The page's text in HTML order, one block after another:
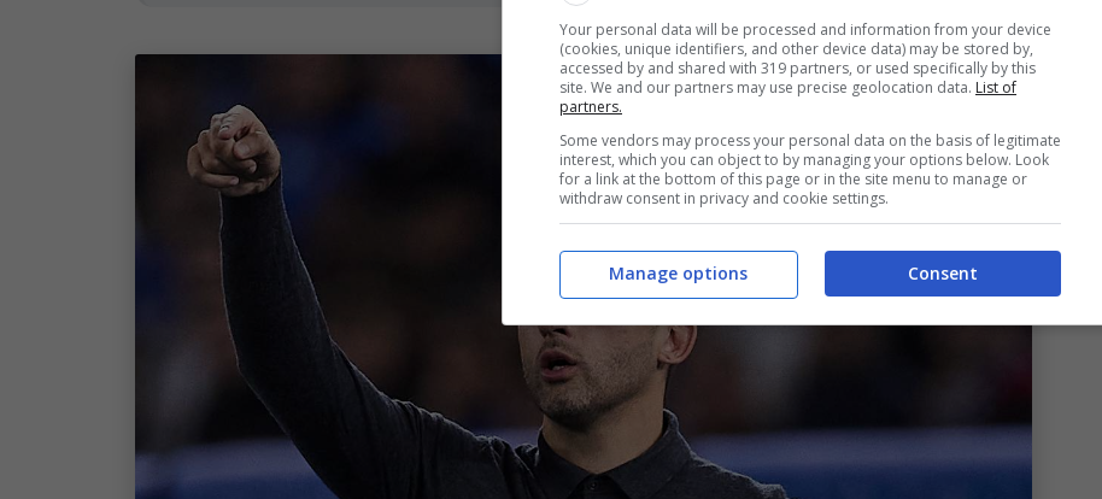
Your personal data will be processed and information from your device
(cookies, unique identifiers, and other device data) may be stored by,
accessed by and shared with 319 partners, or used specifically by this
site. We and our partners may use precise geolocation data. List of
partners.
Some vendors may process your personal data on the basis of legitimate
interest, which you can object to by managing your options below. Look
for a link at the bottom of this page or in the site menu to manage or
withdraw consent in privacy and cookie settings.
Consent
Manage options